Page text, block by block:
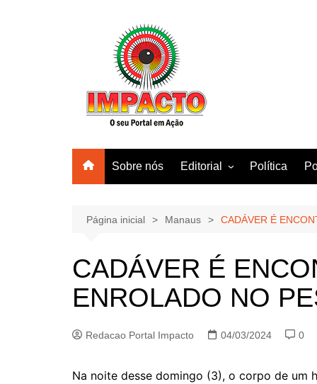
Sobre nós Editorial
Manaus
Mundo
Política
Página inicial Manaus CADÁVER É
CADÁVER É
ENROLADO NO
Redacao Portal Impacto 04/03/2024 0
Na noite desse domingo (3), o corpo de um